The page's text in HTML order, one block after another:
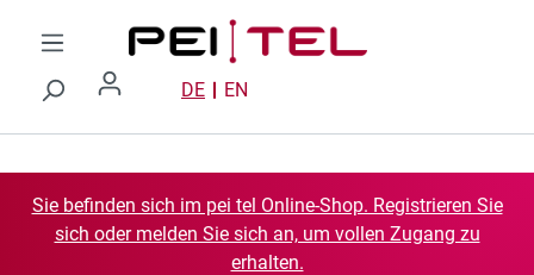
Zum Hauptinhalt springen
DE EN
Sie befinden sich im pei tel Online-Shop. Registrieren Sie
sich oder melden Sie sich an, um vollen Zugang zu
erhalten.